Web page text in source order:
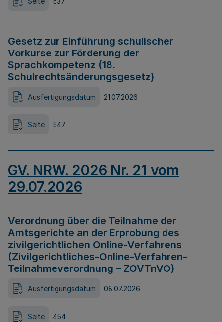
Gesetz zur Einführung schulischer
Vorkurse zur Förderung der
Sprachkompetenz (18.
Schulrechtsänderungsgesetz)
Ausfertigungsdatum 21.07.2026
Seite 547
GV. NRW. 2026 Nr. 21 vom
29.07.2026
Verordnung über die Teilnahme der
Amtsgerichte an der Erprobung des
zivilgerichtlichen Online-Verfahrens
(Zivilgerichtliches-Online-Verfahren-
Teilnahmeverordnung – ZOVTnVO)
Ausfertigungsdatum 08.07.2026
Seite 454